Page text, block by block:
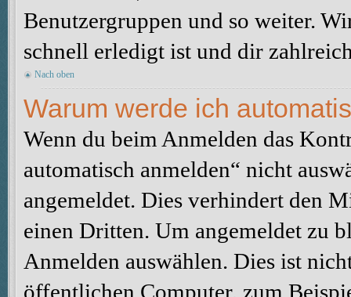
Benutzergruppen und so weiter.
schnell erledigt ist und dir
Nach oben
Warum werde ich
Wenn du beim Anmelden das
automatisch anmelden“ nicht
angemeldet. Dies verhindert den
einen Dritten. Um angemeldet zu
Anmelden auswählen. Dies ist
öffentlichen Computer, zum